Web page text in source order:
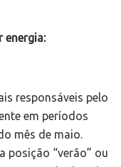
energia:
responsáveis pelo
em períodos
mês de maio.
posição “verão” ou